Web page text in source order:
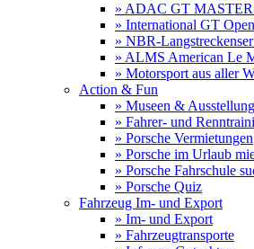
» ADAC GT
» International GT Open
» NBR-
» ALMS American Le
» Motorsport aus aller
Action & Fun
» Museen &
» Fahrer- und
» Porsche Vermietungen
» Porsche im Urlaub
» Porsche Fahrschule
» Porsche Quiz
Fahrzeug Im- und Export
» Im- und Export
» Fahrzeugtransporte